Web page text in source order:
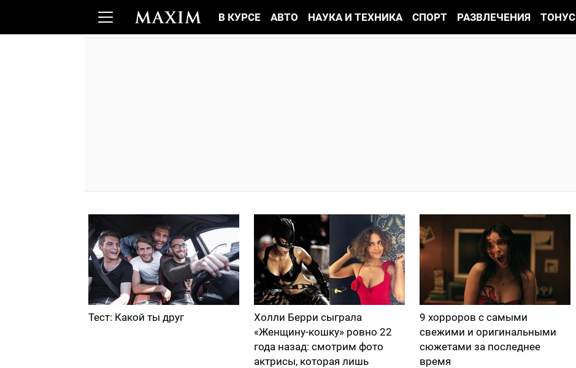
В КУРСЕ АВТО НАУКА И ТЕХНИКА СПОРТ РАЗВЛЕЧЕНИЯ ТОНУС
Тест: Какой ты друг
Холли Берри сыграла
«Женщину-кошку» ровно 22
года назад: смотрим фото
актрисы, которая лишь
9 хорроров с самыми
свежими и оригинальными
сюжетами за последнее
время